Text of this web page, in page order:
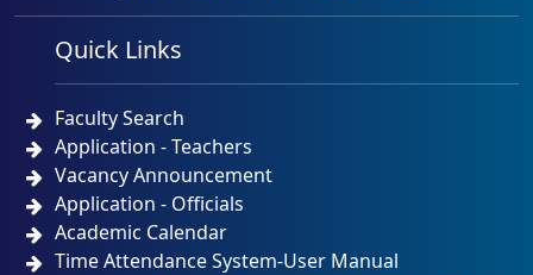
Quick Links
Faculty Search
Application - Teachers
Vacancy Announcement
Application - Officials
Academic Calendar
Time Attendance System-User Manual